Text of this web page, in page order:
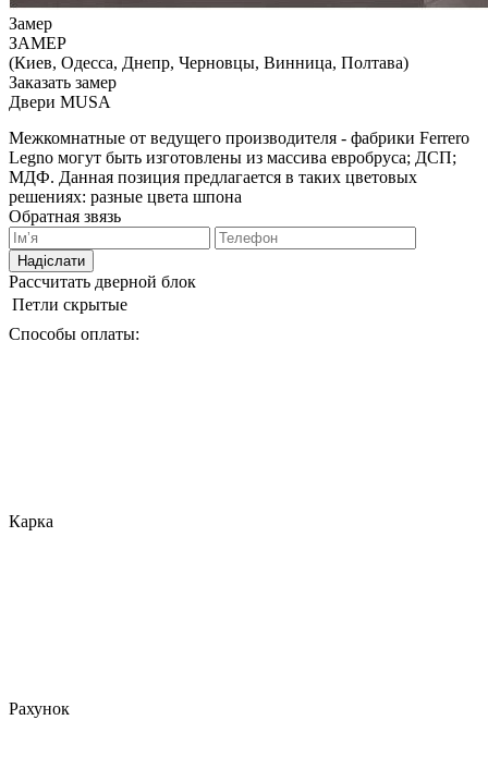
Замер
ЗАМЕР
(Киев, Одесса, Днепр, Черновцы, Винница, Полтава)
Заказать замер
Двери MUSA
Межкомнатные от ведущего производителя - фабрики Ferrero
Legno могут быть изготовлены из массива евробруса; ДСП;
МДФ. Данная позиция предлагается в таких цветовых
решениях: разные цвета шпона
Обратная звязь
Надіслати
Рассчитать дверной блок
Петли скрытые
Способы оплаты:
Карка
Рахунок